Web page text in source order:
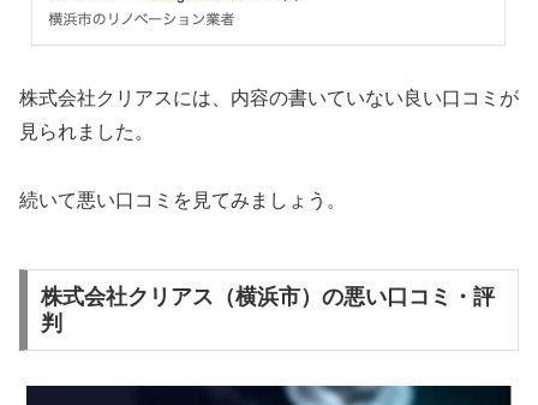
株式会社クリアスには、内容の書いていない良い口コミが
見られました。
続いて悪い口コミを見てみましょう。
株式会社クリアス（横浜市）の悪い口コミ・評
判